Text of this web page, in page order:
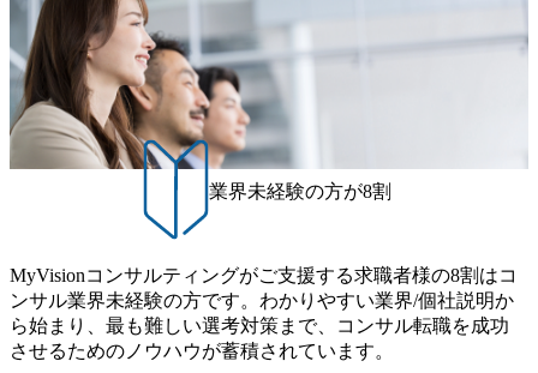
TISの
サー
AI戦略
リティ
定、
イン・
化、な
サルテ
企画構
ロセス
援す
グ
当事
ンジニ
画～実
み具合の計測、製造装置異常
検知、金融業界顧客の優良顧
客化に向けた分析、製薬業界
向けの研究及び営業高度化の
分析(MMM等)
業界未経験の方が8割
MyVisionコンサルティングがご支援する求職者様の8割はコ
ンサル業界未経験の方です。わかりやすい業界/個社説明か
ら始まり、最も難しい選考対策まで、コンサル転職を成功
させるためのノウハウが蓄積されています。